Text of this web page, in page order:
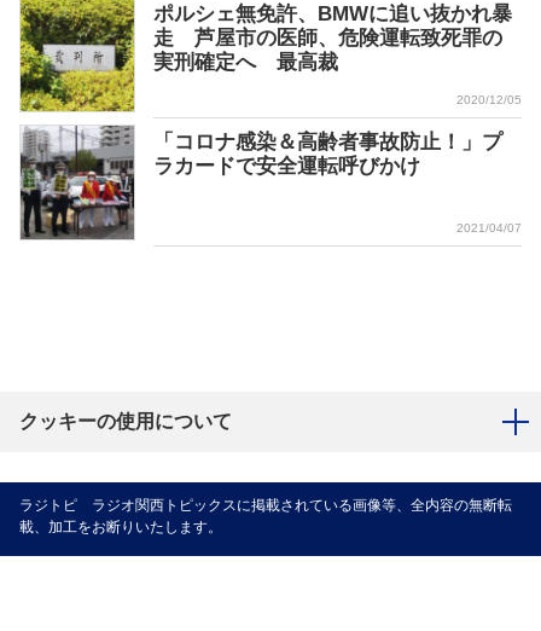
ポルシェ無免許、BMWに追い抜かれ暴
走 芦屋市の医師、危険運転致死罪の
実刑確定へ 最高裁
2020/12/05
「コロナ感染＆高齢者事故防止！」プ
ラカードで安全運転呼びかけ
2021/04/07
クッキーの使用について
ラジトピ ラジオ関西トピックスに掲載されている画像等、全内容の無断転
載、加工をお断りいたします。